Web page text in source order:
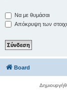
Να με θυμάσαι
Απόκρυψη των
Board